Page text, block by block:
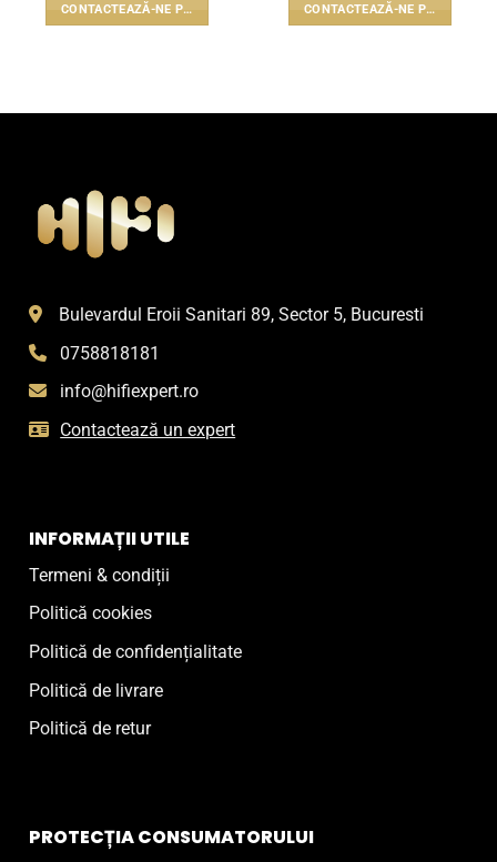
CONTACTEAZĂ-NE PENTRU PREȚ CONTACTEAZĂ-NE PENTRU PREȚ
Bulevardul Eroii Sanitari 89, Sector 5, Bucuresti
0758818181
info@hifiexpert.ro
Contactează un expert
INFORMAȚII UTILE
Termeni & condiții
Politică cookies
Politică de confidențialitate
Politică de livrare
Politică de retur
PROTECȚIA CONSUMATORULUI